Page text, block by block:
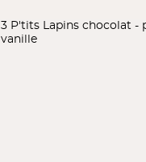
3 P'tits Lapins chocolat -
vanille